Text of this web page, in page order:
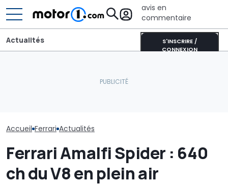
avis en
commentaire
S'INSCRIRE /
CONNEXION
Actualités
Accueil Ferrari Actualités
Ferrari Amalfi Spider : 640
ch du V8 en plein air